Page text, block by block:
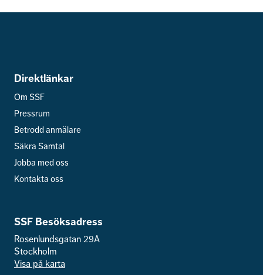
Direktlänkar
Om SSF
Pressrum
Betrodd anmälare
Säkra Samtal
Jobba med oss
Kontakta oss
SSF Besöksadress
Rosenlundsgatan 29A
Stockholm
Visa på karta